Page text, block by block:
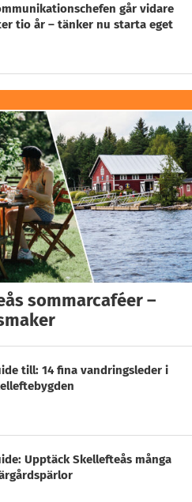
går vidare
tio år – tänker nu starta eget
sommarcaféer –
till: 14 fina vandringsleder i
Upptäck Skellefteås många